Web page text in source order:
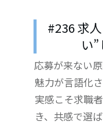
#236 求
い
応募が来ない
魅力が言語化
実感こそ求職
き、共感で選